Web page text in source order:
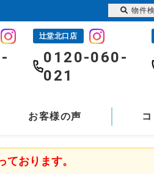
辻堂北口店
0120-060-
021
お客様の声
おります。
物件